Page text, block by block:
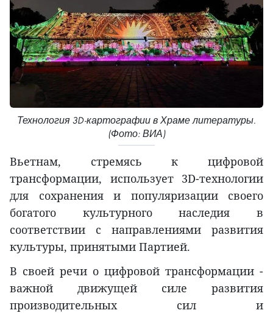
Технология 3D-картографии в Храме литературы.
(Фото: ВИА)
Вьетнам, стремясь к цифровой
трансформации, использует 3D-технологии
для сохранения и популяризации своего
богатого культурного наследия в
соответствии с направлениями развития
культуры, принятыми Партией.
В своей речи о цифровой трансформации -
важной движущей силе развития
производительных сил и